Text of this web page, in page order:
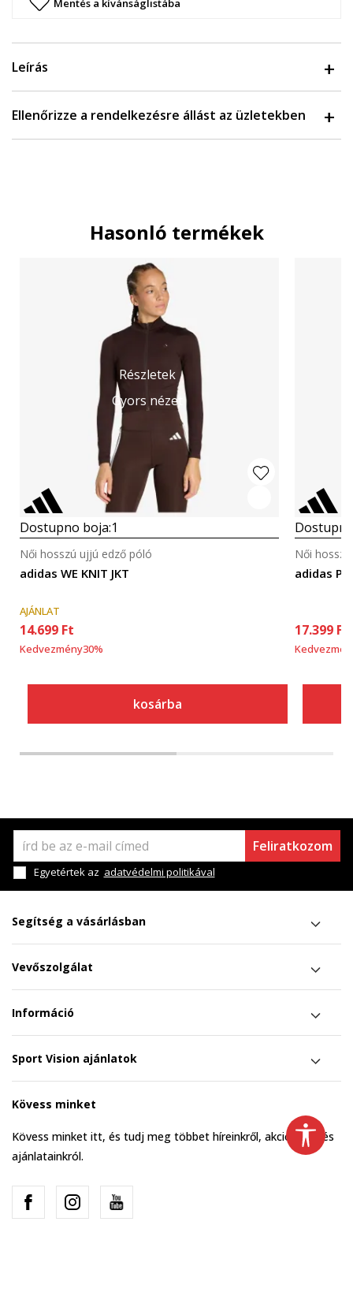
Mentés a kívánságlistába
Leírás
Ellenőrizze a rendelkezésre állást az üzletekben
Hasonló termékek
Részletek
Gyors nézet
Dostupno boja:1
adidas WE KNIT JKT
Női hosszú ujjú edző póló
AJÁNLAT
14.699 Ft
Kedvezmény30%
kosárba
adidas
Női
17.399 Ft
Feliratkozom
Egyetértek az adatvédelmi politikával
Segítség a vásárlásban
Vevőszolgálat
Információ
Sport Vision ajánlatok
Kövess minket
Kövess minket itt, és tudj meg többet híreinkről, akcióinkról és
ajánlatainkról.